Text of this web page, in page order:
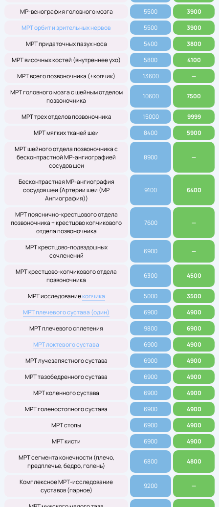
МР-венография головного мозга 5500
3900
МРТ орбит и зрительных нервов
5500
3900
МРТ придаточных пазух носа
5400
3800
МРТ височных костей (внутреннее ухо)
5800
4100
МРТ всего позвоночника (+копчик)
13600
—
МРТ головного мозга с шейным отделом
позвоночника
10600 7500
МРТ трех отделов позвоночника 15000
9999
МРТ мягких тканей шеи
8400
5900
МРТ шейного отдела позвоночника с
бесконтрастной МР-ангиографией
сосудов шеи
8900 —
Бесконтрастная МР-ангиография
сосудов шеи (Артерии шеи (МР
Ангиография))
9100 6400
МРТ пояснично-крестцового отдела
позвоночника + крестцово копчикового
отдела позвоночника
7600 —
МРТ крестцово-подвздошных
сочленений
6900 —
МРТ крестцово-копчикового отдела
позвоночника
6300 4500
МРТ исследованиекопчика 5000
3500
МРТ плечевого сустава (один)
6900
4900
МРТ плечевого сплетения
9800
6900
МРТ локтевого сустава
6900
4900
МРТ лучезапястного сустава
6900
4900
МРТ тазобедренного сустава
6900
4900
МРТ коленного сустава
6900
4900
МРТ голеностопного сустава
6900
4900
МРТ стопы
6900
4900
МРТ кисти
6900
4900
МРТ сегмента конечности (плечо,
предплечье, бедро, голень)
6800 4800
Комплексное МРТ-исследование
суставов (парное)
9200 —